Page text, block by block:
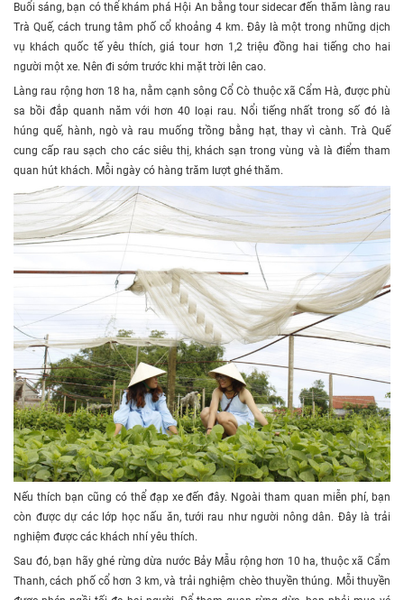
Buổi sáng, bạn có thể khám phá Hội An bằng tour sidecar đến thăm làng rau
Trà Quế, cách trung tâm phố cổ khoảng 4 km. Đây là một trong những dịch
vụ khách quốc tế yêu thích, giá tour hơn 1,2 triệu đồng hai tiếng cho hai
người một xe. Nên đi sớm trước khi mặt trời lên cao.
Làng rau rộng hơn 18 ha, nằm cạnh sông Cổ Cò thuộc xã Cẩm Hà, được phù
sa bồi đắp quanh năm với hơn 40 loại rau. Nổi tiếng nhất trong số đó là
húng quế, hành, ngò và rau muống trồng bằng hạt, thay vì cành. Trà Quế
cung cấp rau sạch cho các siêu thị, khách sạn trong vùng và là điểm tham
quan hút khách. Mỗi ngày có hàng trăm lượt ghé thăm.
Nếu thích bạn cũng có thể đạp xe đến đây. Ngoài tham quan miễn phí, bạn
còn được dự các lớp học nấu ăn, tưới rau như người nông dân. Đây là trải
nghiệm được các khách nhí yêu thích.
Sau đó, bạn hãy ghé rừng dừa nước Bảy Mẫu rộng hơn 10 ha, thuộc xã Cẩm
Thanh, cách phố cổ hơn 3 km, và trải nghiệm chèo thuyền thúng. Mỗi thuyền